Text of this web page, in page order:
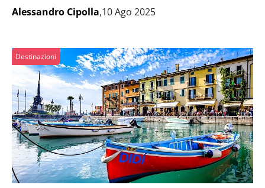
Alessandro Cipolla,10 Ago 2025
Destinazioni